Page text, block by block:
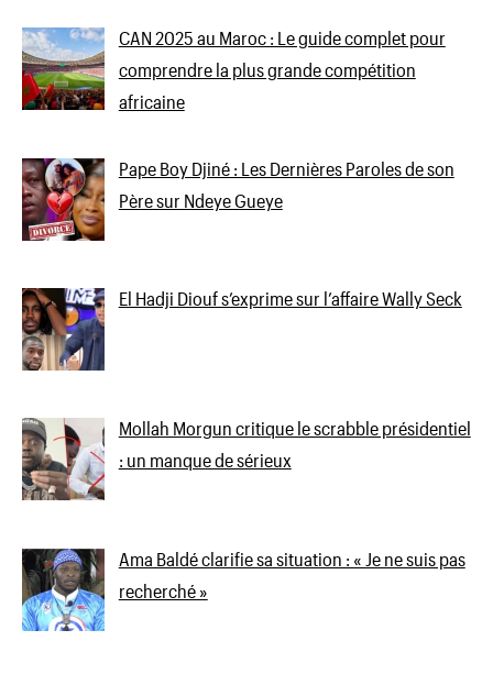
CAN 2025 au Maroc : Le guide complet pour
comprendre la plus grande compétition
africaine
Pape Boy Djiné : Les Dernières Paroles de son
Père sur Ndeye Gueye
El Hadji Diouf s’exprime sur l’affaire Wally Seck
Mollah Morgun critique le scrabble présidentiel
: un manque de sérieux
Ama Baldé clarifie sa situation : « Je ne suis pas
recherché »